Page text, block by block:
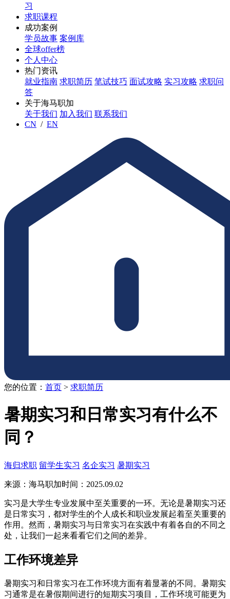
习
求职课程
成功案例
学员故事 案例库
全球offer榜
个人中心
热门资讯
就业指南 求职简历 笔试技巧 面试攻略 实习攻略 求职问
答
关于海马职加
关于我们 加入我们 联系我们
CN / EN
您的位置： 首页 > 求职简历
暑期实习和日常实习有什么不
同？
海归求职 留学生实习 名企实习 暑期实习
来源：海马职加时间：2025.09.02
实习是大学生专业发展中至关重要的一环。无论是暑期实习还
是日常实习，都对学生的个人成长和职业发展起着至关重要的
作用。然而，暑期实习与日常实习在实践中有着各自的不同之
处，让我们一起来看看它们之间的差异。
工作环境差异
暑期实习和日常实习在工作环境方面有着显著的不同。暑期实
习通常是在暑假期间进行的短期实习项目，工作环境可能更为